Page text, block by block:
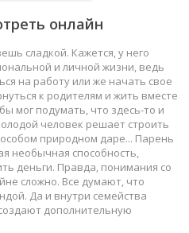
онлайн
сладкой. Кажется, у него
и личной жизни, ведь
на работу или же начать свое
к родителям и жить вместе
мог подумать, что здесь-то и
человек решает строить
природном даре... Парень
необычная способность,
деньги. Правда, понимания со
сложно. Все думают, что
Да и внутри семейства
дополнительную